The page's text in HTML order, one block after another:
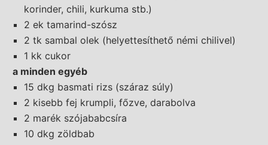
korinder, chili, kurkuma stb.)
2 ek tamarind-szósz
2 tk sambal olek (helyettesíthető némi chilivel)
1 kk cukor
a minden egyéb
15 dkg basmati rizs (száraz súly)
2 kisebb fej krumpli, főzve, darabolva
2 marék szójababcsíra
10 dkg zöldbab